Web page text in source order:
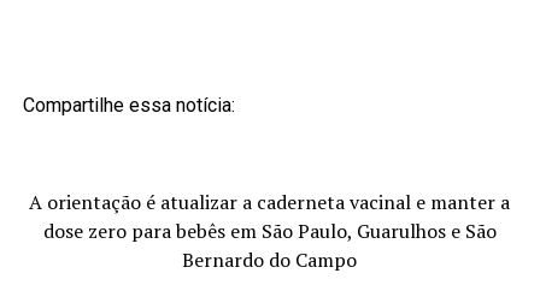
Compartilhe essa notícia:
A orientação é atualizar a caderneta vacinal e manter a
dose zero para bebês em São Paulo, Guarulhos e São
Bernardo do Campo